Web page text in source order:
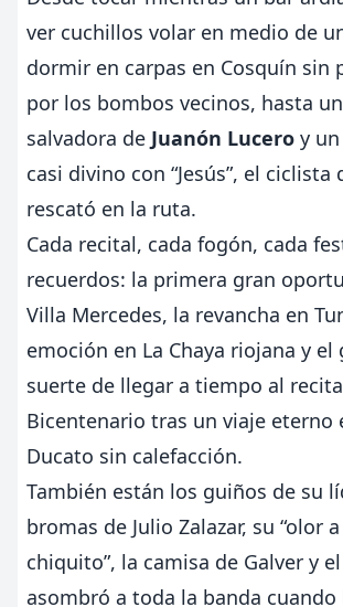
ver cuchillos volar en medio de
dormir en carpas en Cosquín sin
por los bombos vecinos, hasta
salvadora de Juanón Lucero y
casi divino con “Jesús”, el ciclista
rescató en la ruta.
Cada recital, cada fogón, cada
recuerdos: la primera gran
Villa Mercedes, la revancha en
emoción en La Chaya riojana y el
suerte de llegar a tiempo al
Bicentenario tras un viaje eterno
Ducato sin calefacción.
También están los guiños de su
bromas de Julio Zalazar, su “olor
chiquito”, la camisa de Galver y
asombró a toda la banda cuando